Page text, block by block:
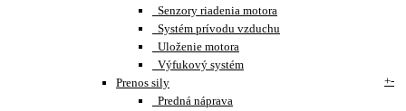
Senzory riadenia motora
Systém prívodu vzduchu
Uloženie motora
Výfukový systém
Prenos sily
+-
Predná náprava